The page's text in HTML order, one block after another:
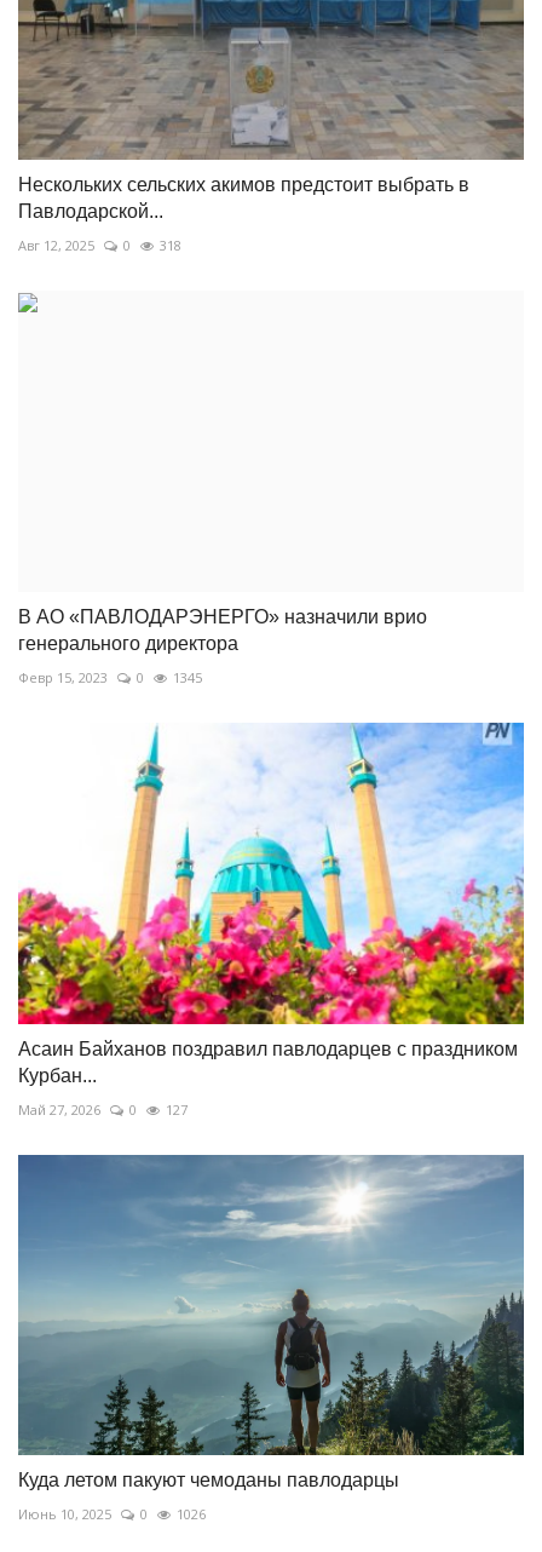
Нескольких сельских акимов предстоит выбрать в
Павлодарской...
Авг 12, 2025 0 318
В АО «ПАВЛОДАРЭНЕРГО» назначили врио
генерального директора
Февр 15, 2023 0 1345
Асаин Байханов поздравил павлодарцев с праздником
Курбан...
Май 27, 2026 0 127
Куда летом пакуют чемоданы павлодарцы
Июнь 10, 2025 0 1026